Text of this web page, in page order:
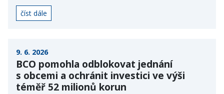
číst dále
9. 6. 2026
BCO pomohla odblokovat jednání
s obcemi a ochránit investici ve výši
téměř 52 milionů korun